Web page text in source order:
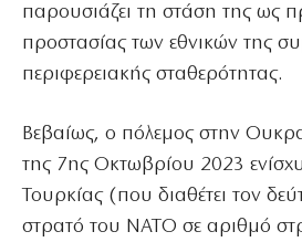
παρουσιάζει τη στάση της ως
προστασίας των εθνικών της
περιφερειακής σταθερότητας.
Βεβαίως, ο πόλεμος στην
της 7ης Οκτωβρίου 2023
Τουρκίας (που διαθέτει τον
στρατό του ΝΑΤΟ σε αριθμό